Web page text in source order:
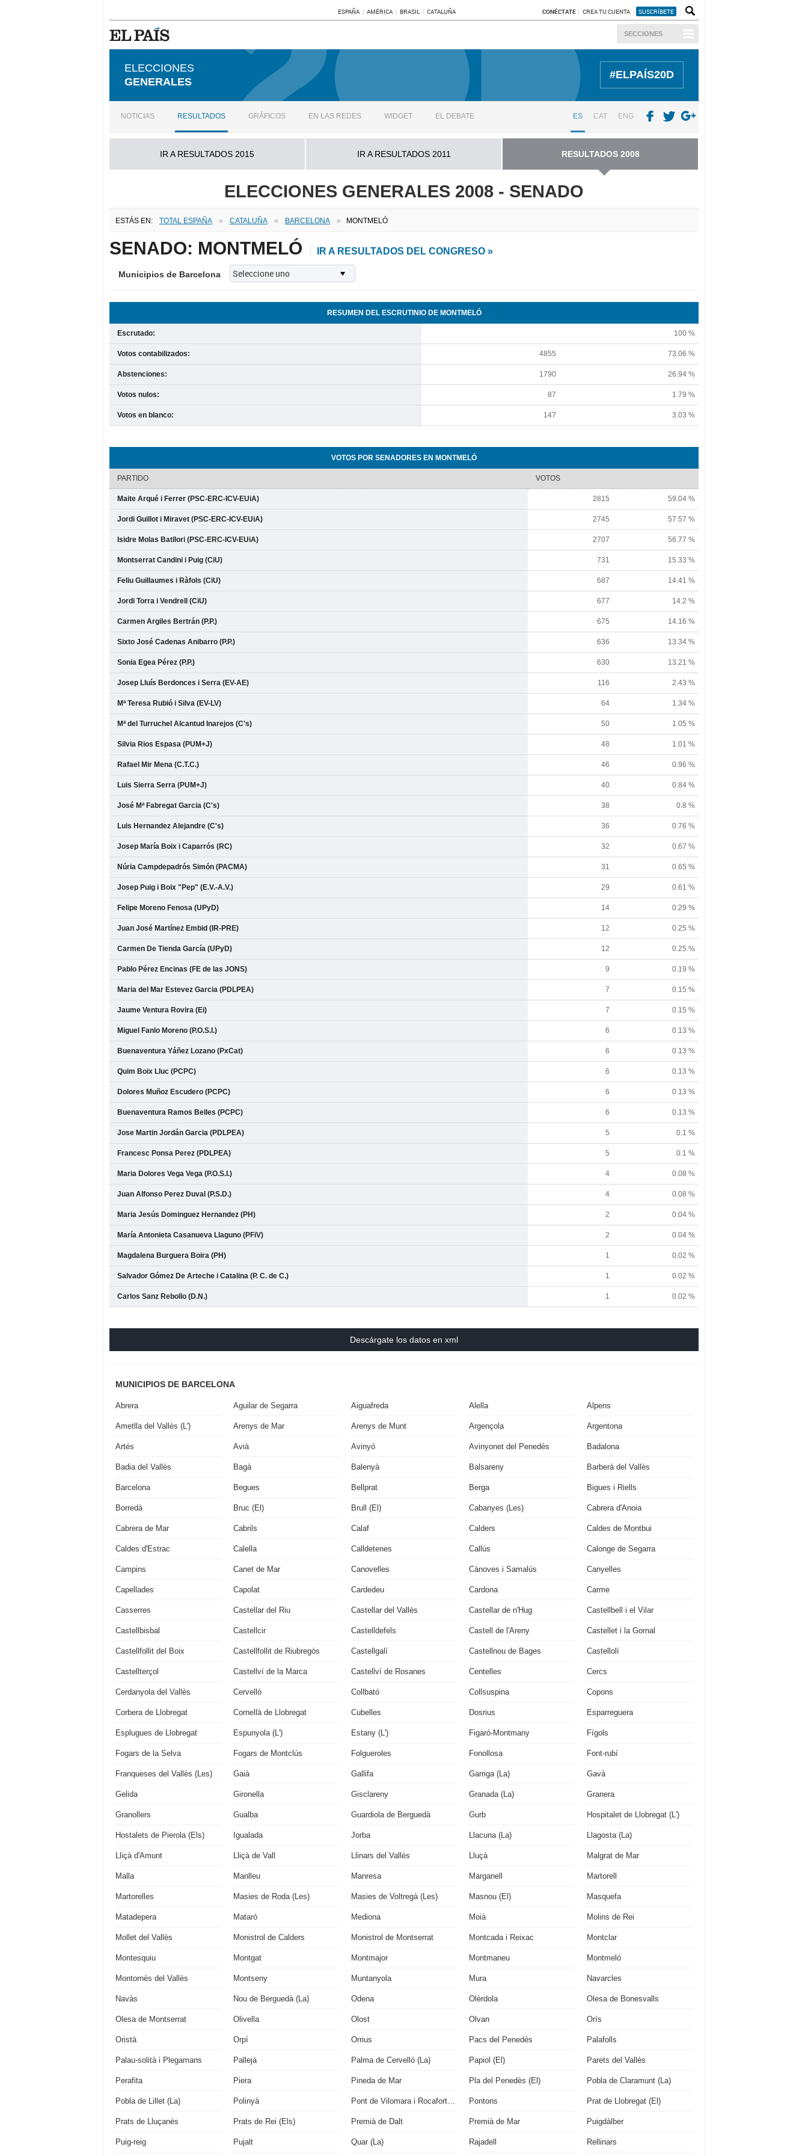
ESPAÑA AMÉRICA BRASIL CATALUÑA CONÉCTATE CREA TU CUENTA SUSCRÍBETE
SECCIONES
ELECCIONES
GENERALES
#ELPAÍS20D
NOTICIAS RESULTADOS GRÁFICOS EN LAS REDES WIDGET EL DEBATE ES CAT ENG
IR A RESULTADOS 2015 IR A RESULTADOS 2011 RESULTADOS 2008
ELECCIONES GENERALES 2008 - SENADO
ESTÁS EN: TOTAL ESPAÑA » CATALUÑA » BARCELONA » MONTMELÓ
SENADO: MONTMELÓ IR A RESULTADOS DEL CONGRESO »
Municipios de Barcelona
RESUMEN DEL ESCRUTINIO DE MONTMELÓ
Escrutado: 100 %
Votos contabilizados: 4855 73.06 %
Abstenciones: 1790 26.94 %
Votos nulos: 87 1.79 %
Votos en blanco: 147 3.03 %
VOTOS POR SENADORES EN MONTMELÓ
PARTIDO VOTOS
Maite Arqué i Ferrer (PSC-ERC-ICV-EUiA) 2815 59.04 %
Jordi Guillot i Miravet (PSC-ERC-ICV-EUiA) 2745 57.57 %
Isidre Molas Batllori (PSC-ERC-ICV-EUiA) 2707 56.77 %
Montserrat Candini i Puig (CiU) 731 15.33 %
Feliu Guillaumes i Ràfols (CiU) 687 14.41 %
Jordi Torra i Vendrell (CiU) 677 14.2 %
Carmen Argiles Bertrán (P.P.) 675 14.16 %
Sixto José Cadenas Anibarro (P.P.) 636 13.34 %
Sonia Egea Pérez (P.P.) 630 13.21 %
Josep Lluís Berdonces i Serra (EV-AE) 116 2.43 %
Mª Teresa Rubió i Silva (EV-LV) 64 1.34 %
Mª del Turruchel Alcantud Inarejos (C's) 50 1.05 %
Silvia Rios Espasa (PUM+J) 48 1.01 %
Rafael Mir Mena (C.T.C.) 46 0.96 %
Luis Sierra Serra (PUM+J) 40 0.84 %
José Mª Fabregat Garcia (C's) 38 0.8 %
Luis Hernandez Alejandre (C's) 36 0.76 %
Josep María Boix i Caparrós (RC) 32 0.67 %
Núria Campdepadrós Simón (PACMA) 31 0.65 %
Josep Puig i Boix "Pep" (E.V.-A.V.) 29 0.61 %
Felipe Moreno Fenosa (UPyD) 14 0.29 %
Juan José Martínez Embid (IR-PRE) 12 0.25 %
Carmen De Tienda García (UPyD) 12 0.25 %
Pablo Pérez Encinas (FE de las JONS) 9 0.19 %
Maria del Mar Estevez Garcia (PDLPEA) 7 0.15 %
Jaume Ventura Rovira (Ei) 7 0.15 %
Miguel Fanlo Moreno (P.O.S.I.) 6 0.13 %
Buenaventura Yáñez Lozano (PxCat) 6 0.13 %
Quim Boix Lluc (PCPC) 6 0.13 %
Dolores Muñoz Escudero (PCPC) 6 0.13 %
Buenaventura Ramos Belles (PCPC) 6 0.13 %
Jose Martin Jordán Garcia (PDLPEA) 5 0.1 %
Francesc Ponsa Perez (PDLPEA) 5 0.1 %
Maria Dolores Vega Vega (P.O.S.I.) 4 0.08 %
Juan Alfonso Perez Duval (P.S.D.) 4 0.08 %
Maria Jesús Dominguez Hernandez (PH) 2 0.04 %
María Antonieta Casanueva Llaguno (PFiV) 2 0.04 %
Magdalena Burguera Boira (PH) 1 0.02 %
Salvador Gómez De Arteche i Catalina (P. C. de C.) 1 0.02 %
Carlos Sanz Rebollo (D.N.) 1 0.02 %
Descárgate los datos en xml
MUNICIPIOS DE BARCELONA
Abrera Aguilar de Segarra Aiguafreda Alella Alpens
Ametlla del Vallès (L') Arenys de Mar Arenys de Munt Argençola Argentona
Artés Avià Avinyó Avinyonet del Penedès Badalona
Badia del Vallès Bagà Balenyà Balsareny Barberà del Vallès
Barcelona Begues Bellprat Berga Bigues i Riells
Borredà Bruc (El) Brull (El) Cabanyes (Les) Cabrera d'Anoia
Cabrera de Mar Cabrils Calaf Calders Caldes de Montbui
Caldes d'Estrac Calella Calldetenes Callús Calonge de Segarra
Campins Canet de Mar Canovelles Cànoves i Samalús Canyelles
Capellades Capolat Cardedeu Cardona Carme
Casserres Castellar del Riu Castellar del Vallès Castellar de n'Hug Castellbell i el Vilar
Castellbisbal Castellcir Castelldefels Castell de l'Areny Castellet i la Gornal
Castellfollit del Boix Castellfollit de Riubregós Castellgalí Castellnou de Bages Castellolí
Castellterçol Castellví de la Marca Castellví de Rosanes Centelles Cercs
Cerdanyola del Vallès Cervelló Collbató Collsuspina Copons
Corbera de Llobregat Cornellà de Llobregat Cubelles Dosrius Esparreguera
Esplugues de Llobregat Espunyola (L') Estany (L') Figaró-Montmany Fígols
Fogars de la Selva Fogars de Montclús Folgueroles Fonollosa Font-rubí
Franqueses del Vallès (Les) Gaià Gallifa Garriga (La) Gavà
Gelida Gironella Gisclareny Granada (La) Granera
Granollers Gualba Guardiola de Berguedà Gurb Hospitalet de Llobregat (L')
Hostalets de Pierola (Els) Igualada Jorba Llacuna (La) Llagosta (La)
Lliçà d'Amunt Lliçà de Vall Llinars del Vallès Lluçà Malgrat de Mar
Malla Manlleu Manresa Marganell Martorell
Martorelles Masies de Roda (Les) Masies de Voltregà (Les) Masnou (El) Masquefa
Matadepera Mataró Mediona Moià Molins de Rei
Mollet del Vallès Monistrol de Calders Monistrol de Montserrat Montcada i Reixac Montclar
Montesquiu Montgat Montmajor Montmaneu Montmeló
Montornès del Vallès Montseny Muntanyola Mura Navarcles
Navàs Nou de Berguedà (La) Odena Olèrdola Olesa de Bonesvalls
Olesa de Montserrat Olivella Olost Olvan Orís
Oristà Orpí Orrius Pacs del Penedès Palafolls
Palau-solità i Plegamans Pallejà Palma de Cervelló (La) Papiol (El) Parets del Vallès
Perafita Piera Pineda de Mar Pla del Penedès (El) Pobla de Claramunt (La)
Pobla de Lillet (La) Polinyà Pont de Vilomara i Rocafort (El) Pontons Prat de Llobregat (El)
Prats de Lluçanès Prats de Rei (Els) Premià de Dalt Premià de Mar Puigdàlber
Puig-reig Pujalt Quar (La) Rajadell Rellinars